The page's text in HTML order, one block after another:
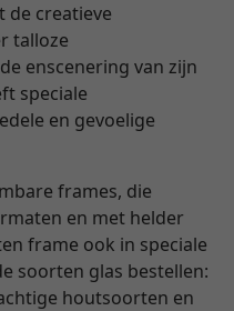
de creatieve
talloze
enscenering van zijn
speciale
en gevoelige
frames, die
en met helder
frame ook in speciale
soorten glas bestellen:
houtsoorten en